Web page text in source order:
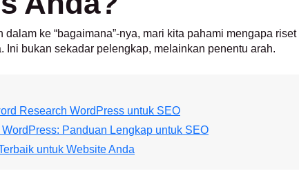
ke “bagaimana”-nya, mari kita pahami mengapa
Ini bukan sekadar pelengkap, melainkan penentu arah.
Research WordPress untuk SEO
Panduan Lengkap untuk SEO
untuk Website Anda